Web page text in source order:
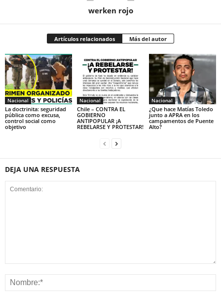
werken rojo
Artículos relacionados Más del autor
Nacional
La doctrinita: seguridad
pública como excusa,
control social como
objetivo
Nacional
Chile – CONTRA EL
GOBIERNO
ANTIPOPULAR ¡A
REBELARSE Y PROTESTAR!
Nacional
¿Que hace Matías Toledo
junto a APRA en los
campamentos de Puente
Alto?
DEJA UNA RESPUESTA